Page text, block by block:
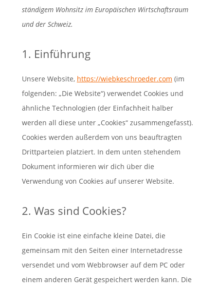
ständigem Wohnsitz im Europäischen Wirtschaftsraum
und der Schweiz.
1. Einführung
Unsere Website, https://wiebkeschroeder.com (im
folgenden: „Die Website“) verwendet Cookies und
ähnliche Technologien (der Einfachheit halber
werden all diese unter „Cookies“ zusammengefasst).
Cookies werden außerdem von uns beauftragten
Drittparteien platziert. In dem unten stehendem
Dokument informieren wir dich über die
Verwendung von Cookies auf unserer Website.
2. Was sind Cookies?
Ein Cookie ist eine einfache kleine Datei, die
gemeinsam mit den Seiten einer Internetadresse
versendet und vom Webbrowser auf dem PC oder
einem anderen Gerät gespeichert werden kann. Die